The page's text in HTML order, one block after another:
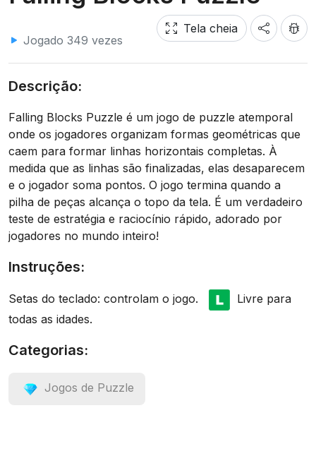
Jogado 349 vezes
Tela cheia
Descrição:
Falling Blocks Puzzle é um jogo de puzzle atemporal
onde os jogadores organizam formas geométricas que
caem para formar linhas horizontais completas. À
medida que as linhas são finalizadas, elas desaparecem
e o jogador soma pontos. O jogo termina quando a
pilha de peças alcança o topo da tela. É um verdadeiro
teste de estratégia e raciocínio rápido, adorado por
jogadores no mundo inteiro!
Instruções:
Setas do teclado: controlam o jogo.
Livre para
todas as idades.
Categorias:
Jogos de Puzzle